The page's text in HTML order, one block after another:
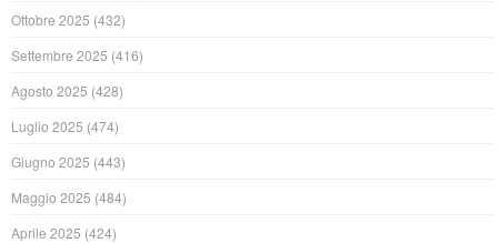
Ottobre 2025 (432)
Settembre 2025 (416)
Agosto 2025 (428)
Luglio 2025 (474)
Giugno 2025 (443)
Maggio 2025 (484)
Aprile 2025 (424)